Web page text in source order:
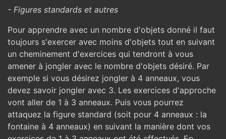
- Figures standards et autres
Pour apprendre avec un nombre d'objets donné il faut
toujours s'exercer avec moins d'objets tout en suivant
un cheminement d'exercices qui tendront à vous
amener à jongler avec le nombre d'objets désiré. Par
exemple si vous désirez jongler à 4 anneaux, vous
devez savoir jongler avec 3. Les exercices d'approche
vont aller de 1 à 3 anneaux. Puis vous pourrez
attaquez la figure standard (soit pour 4 anneaux : la
fontaine à 4 anneaux) en suivant la manière dont vos